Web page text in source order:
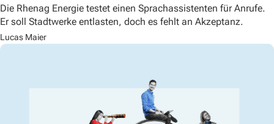
Die Rhenag Energie testet einen Sprachassistenten für Anrufe.
Er soll Stadtwerke entlasten, doch es fehlt an Akzeptanz.
Lucas Maier